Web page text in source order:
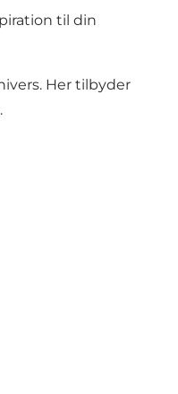
til din
Her tilbyder